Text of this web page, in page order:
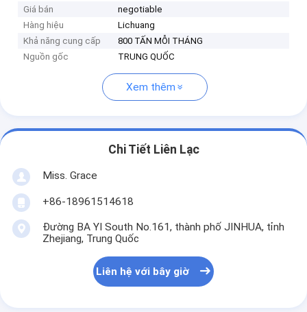
Giá bán
negotiable
Hàng hiệu
Lichuang
Khả năng cung cấp
800 TẤN MỖI THÁNG
Nguồn gốc
TRUNG QUỐC
Xem thêm
Chi Tiết Liên Lạc
Miss. Grace
+86-18961514618
Đường BA YI South No.161, thành phố JINHUA, tỉnh
Zhejiang, Trung Quốc
Liên hệ với bây giờ